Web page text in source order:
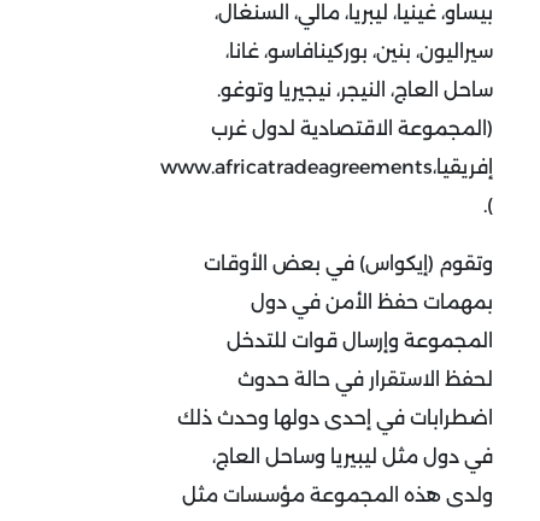
بيساو، غينيا، ليبريا، مالي، السنغال،
سيراليون، بنين، بوركينافاسو، غانا،
ساحل العاج، النيجر، نيجيريا وتوغو.
(المجموعة الاقتصادية لدول غرب
إفريقيا،www.africatradeagreements
).
وتقوم (إيكواس) في بعض الأوقات
بمهمات حفظ الأمن في دول
المجموعة وإرسال قوات للتدخل
لحفظ الاستقرار في حالة حدوث
اضطرابات في إحدى دولها وحدث ذلك
في دول مثل ليبيريا وساحل العاج،
ولدى هذه المجموعة مؤسسات مثل